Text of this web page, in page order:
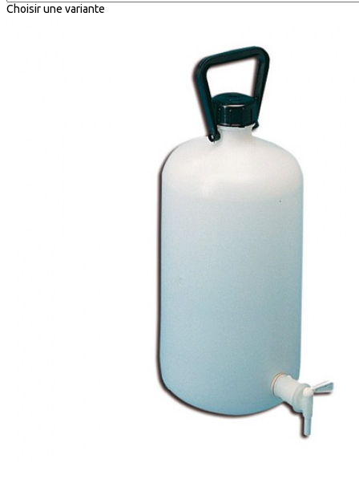
Choisir une variante